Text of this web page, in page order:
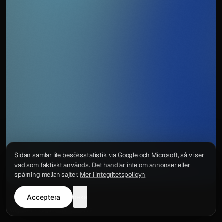
IntegritetspolicyKontakt
Sidan samlar lite besöksstatistik via Google och Microsoft, så vi ser
vad som faktiskt används. Det handlar inte om annonser eller
spårning mellan sajter. Mer i integritetspolicyn
Acceptera neka